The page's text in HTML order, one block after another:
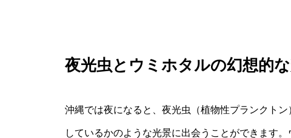
夜光虫とウミホタルの幻想的
沖縄では夜になると、夜光虫（植物性プランクト
しているかのような光景に出会うことができます